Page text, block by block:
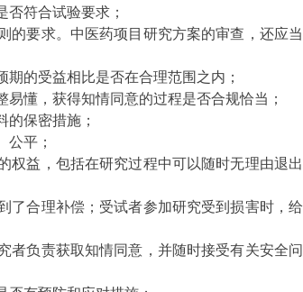
符合试验要求；
的要求。中医药项目研究方案的审查，还应当
的受益相比是否在合理范围之内；
懂，获得知情同意的过程是否合规恰当；
的保密措施；
公平；
权益，包括在研究过程中可以随时无理由退出
了合理补偿；受试者参加研究受到损害时，给
者负责获取知情同意，并随时接受有关安全问